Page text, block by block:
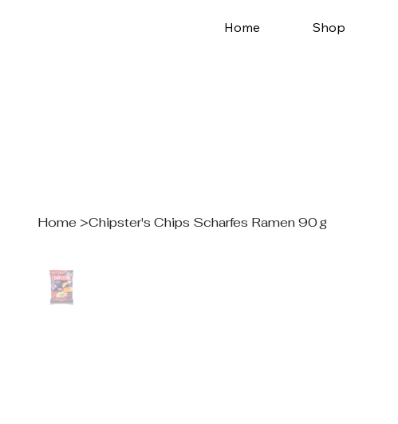
Home Shop
Home >Chipster's Chips Scharfes Ramen 90 g